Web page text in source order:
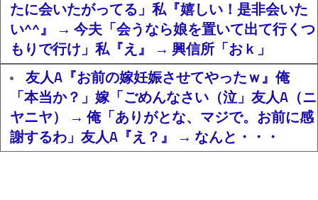
たに会いたがってる」私『嬉しい！是非会いた
い^^』 → 今夫「会うなら娘を置いて出て行くつ
もりで行け」私『え』 → 興信所「おｋ」
友人A『お前の嫁妊娠させてやったｗ』俺
「本当か？」嫁「ごめんなさい（泣」友人A（ニ
ヤニヤ） → 俺「ありがとな、マジで。お前に感
謝するわ」友人A『え？』 → なんと・・・